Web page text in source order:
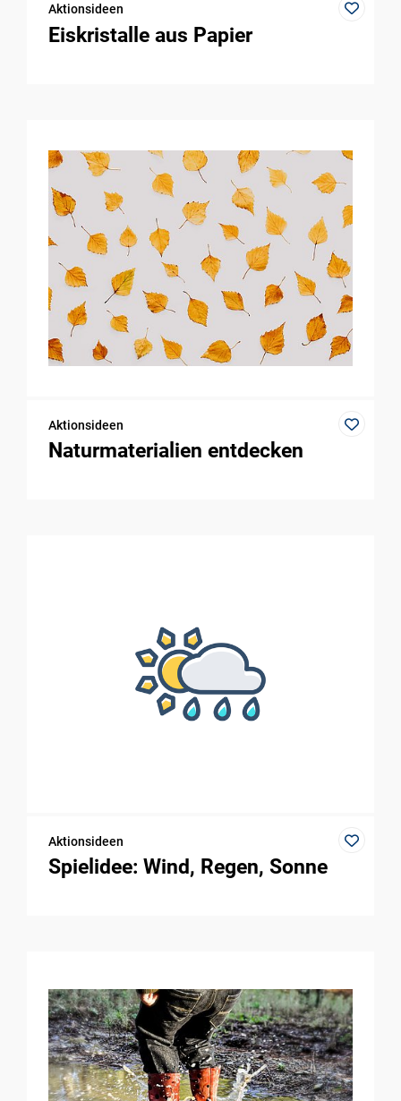
Aktionsideen
Eiskristalle aus Papier
Aktionsideen
Naturmaterialien entdecken
Aktionsideen
Spielidee: Wind, Regen, Sonne